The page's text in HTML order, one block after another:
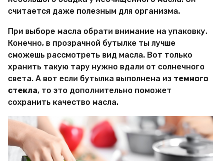
считается даже полезным для организма.
При выборе масла обрати внимание на упаковку.
Конечно, в прозрачной бутылке ты лучше
сможешь рассмотреть вид масла. Вот только
хранить такую тару нужно вдали от солнечного
света. А вот если бутылка выполнена из темного
стекла, то это дополнительно поможет
сохранить качество масла.